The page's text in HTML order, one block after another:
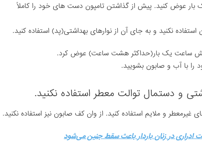
بار عوض کنید. پیش از گذاشتن تامپون دست های خود را کاملاً
نکنید و به جای آن از نوارهای بهداشتی(پد) استفاده کنید.
با آب و صابون بشویید.
ادراری در زنان باردار باعث سقط جنین می‌شود